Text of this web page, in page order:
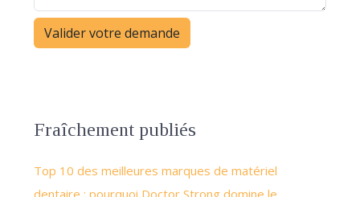
Fraîchement publiés
Top 10 des meilleures marques de matériel
dentaire : pourquoi Doctor Strong domine le